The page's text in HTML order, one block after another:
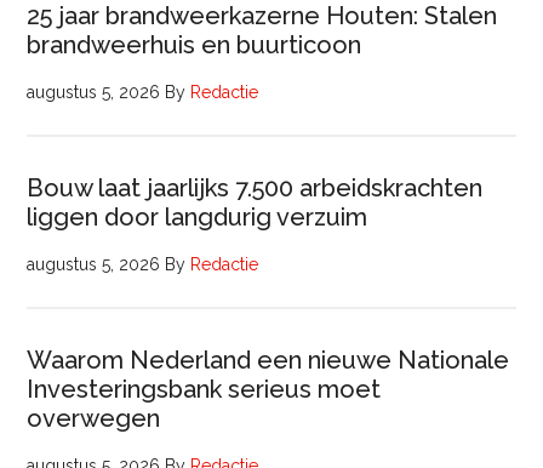
25 jaar brandweerkazerne Houten: Stalen
brandweerhuis en buurticoon
augustus 5, 2026 By Redactie
Bouw laat jaarlijks 7.500 arbeidskrachten
liggen door langdurig verzuim
augustus 5, 2026 By Redactie
Waarom Nederland een nieuwe Nationale
Investeringsbank serieus moet
overwegen